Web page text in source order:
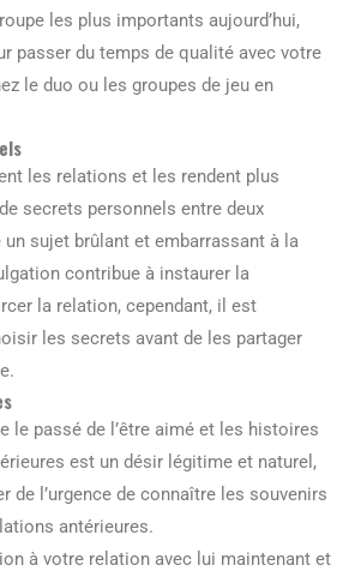
les plus importants aujourd’hui,
passer du temps de qualité avec votre
le duo ou les groupes de jeu en
les relations et les rendent plus
secrets personnels entre deux
un sujet brûlant et embarrassant à la
contribue à instaurer la
la relation, cependant, il est
les secrets avant de les partager
le passé de l’être aimé et les histoires
est un désir légitime et naturel,
de l’urgence de connaître les souvenirs
antérieures.
à votre relation avec lui maintenant et